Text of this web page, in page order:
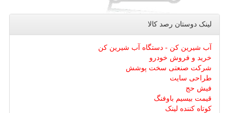
لینک دوستان رصد كالا
آب شیرین کن - دستگاه آب شیرین کن
خرید و فروش خودرو
شرکت صنعتی سخت پوشش
طراحی سایت
فیش حج
قیمت بیسیم باوفنگ
کوتاه کننده لینک